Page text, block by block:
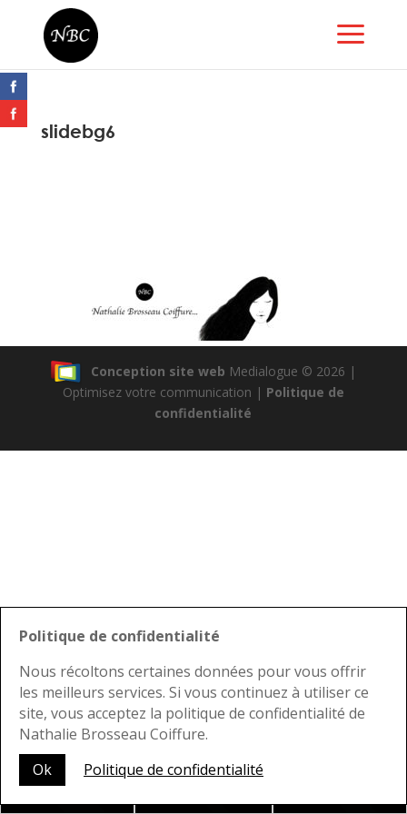
slidebg6
Conception site web Medialogue © 2026 |
Optimisez votre communication | Politique de
confidentialité
Politique de confidentialité
Nous récoltons certaines données pour vous offrir
les meilleurs services. Si vous continuez à utiliser ce
site, vous acceptez la politique de confidentialité de
Nathalie Brosseau Coiffure.
Ok
Politique de confidentialité